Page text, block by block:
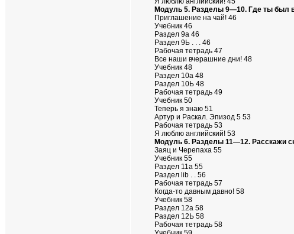
Модуль 5. Разделы 9—10. Где ты был
Приглашение на чай! 46
Учебник 46
Раздел 9а 46
Раздел 9Ь . . . 46
Рабочая тетрадь 47
Все наши вчерашние дни! 48
Учебник 48
Раздел 10а 48
Раздел 10Ь 48
Рабочая тетрадь 49
Учебник 50
Теперь я знаю 51
Артур и Раскал. Эпизод 5 53
Рабочая тетрадь 53
Я люблю английский! 53
Модуль 6. Разделы 11—12. Расскажи
Заяц и Черепаха 55
Учебник 55
Раздел 11а 55
Раздел lib . . 56
Рабочая тетрадь 57
Когда-то давным давно! 58
Учебник 58
Раздел 12а 58
Раздел 12Ь 58
Рабочая тетрадь 58